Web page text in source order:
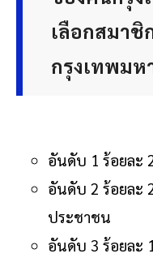
ของคนกรุง
กรุงเทพม
อันดับ 1 ร้อยละ
อันดับ 2 ร้อยละ
ประชาชน